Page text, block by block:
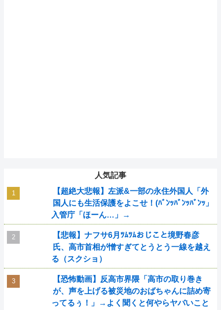
人気記事
【超絶大悲報】左派&一部の永住外国人「外
国人にも生活保護をよこせ！(ﾊﾞﾝｯﾊﾞﾝｯﾊﾞﾝｯ」
入管庁「ほーん…」→
【悲報】ナフサ6月ﾂﾑﾂﾑおじこと境野春彦
氏、高市首相が憎すぎてとうとう一線を越え
る（スクショ）
【恐怖動画】反高市界隈「高市の取り巻き
が、声を上げる被災地のおばちゃんに詰め寄
ってるぅ！」→よく聞くと何やらヤバいこと